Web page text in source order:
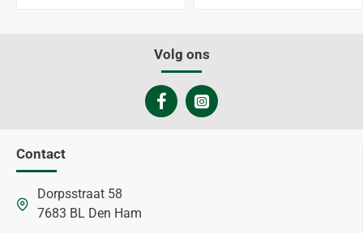
Volg ons
Contact
Dorpsstraat 58
7683 BL Den Ham